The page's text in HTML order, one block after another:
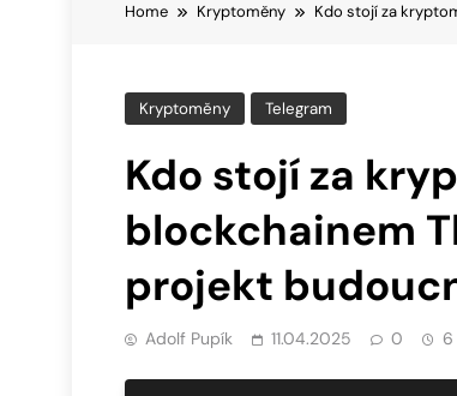
Home Kryptoměny Kdo stojí za
Kryptoměny Telegram
Kdo stojí za
blockchainem
projekt
Adolf Pupík 11.04.2025 0 6